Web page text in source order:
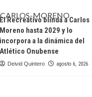
El Recreativo blinda a Carlos
Moreno hasta 2029 y lo
incorpora a la dinámica del
Atlético Onubense
Deivid Quintero agosto 6, 2026